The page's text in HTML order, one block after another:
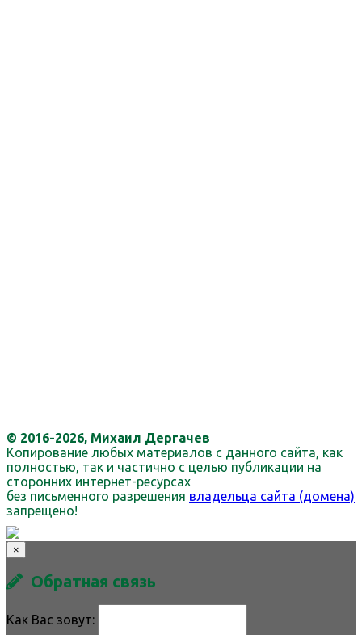
© 2016-2026, Михаил Дергачев
Копирование любых материалов с данного сайта, как
полностью, так и частично с целью публикации на
сторонних интернет-ресурсах
без письменного разрешения владельца сайта (домена)
запрещено!
×
Обратная связь
Как Вас зовут: